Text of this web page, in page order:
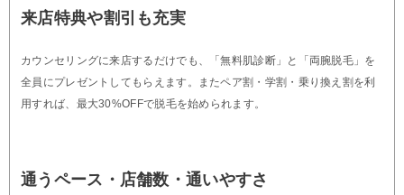
来店特典や割引も充実
カウンセリングに来店するだけでも、「無料肌診断」と「両腕脱毛」を
全員にプレゼントしてもらえます。またペア割・学割・乗り換え割を利
用すれば、最大30%OFFで脱毛を始められます。
通うペース・店舗数・通いやすさ